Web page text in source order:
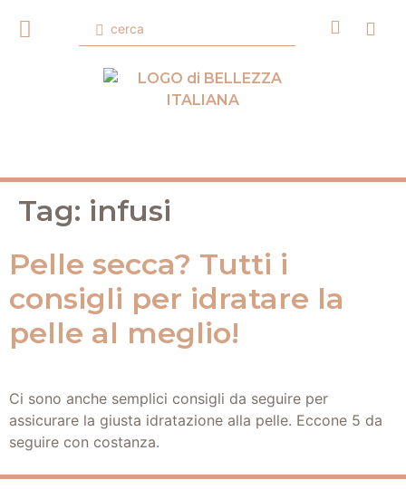
Tag: infusi
Pelle secca? Tutti i
consigli per idratare la
pelle al meglio!
Ci sono anche semplici consigli da seguire per
assicurare la giusta idratazione alla pelle. Eccone 5 da
seguire con costanza.